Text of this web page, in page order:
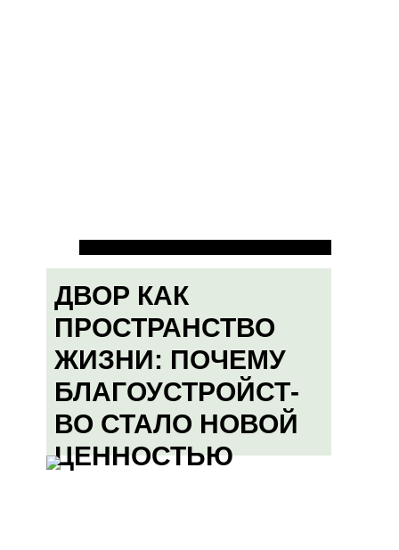
ДВОР КАК
ПРОСТРАНСТВО
ЖИЗНИ: ПОЧЕМУ
БЛАГОУСТРОЙСТ-
ВО СТАЛО НОВОЙ
ЦЕННОСТЬЮ